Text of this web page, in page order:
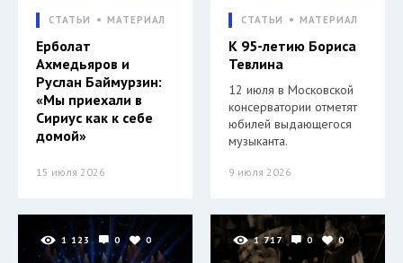
СТАТЬИ МАТЕРИАЛ
Ерболат
Ахмедьяров и
Руслан Баймурзин:
«Мы приехали в
Сириус как к себе
домой»
15 июля 2026
СТАТЬИ МАТЕРИАЛ
К 95-летию Бориса
Тевлина
12 июля в Московской
консерватории отметят
юбилей выдающегося
музыканта.
9 июля 2026
1 123 0 0 1 717 0 0